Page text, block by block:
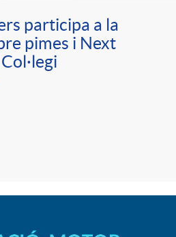
participa a la
pimes i Next